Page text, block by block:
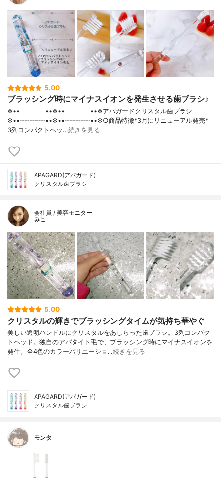
5.00
ブラッシング時にマイナスイオンを発生させる歯ブラシ♪
✼••┈┈┈┈••✼••┈┈┈┈••✼アパガードクリスタル歯ブラシ
✼••┈┈┈┈••✼••┈┈┈┈••✼○商品特徴*3月にリニューアル発売*
3列コンパクトヘッ…続きを見る
APAGARD(アパガード)
クリスタル歯ブラシ
会社員 / 美容モニター
みこ
5.00
クリスタルの輝きでブラッシングタイムが気持ち華やぐ
美しい透明ハンドルにクリスタルをあしらった歯ブラシ。3列コンパク
トヘッド。独自のアパタイト毛で、ブラッシング時にマイナスイオンを
発生。全4色のカラーバリエーショ…続きを見る
APAGARD(アパガード)
クリスタル歯ブラシ
モンタ